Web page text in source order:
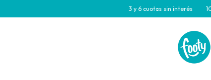
3 y 6 cuotas sin interés 10% off por